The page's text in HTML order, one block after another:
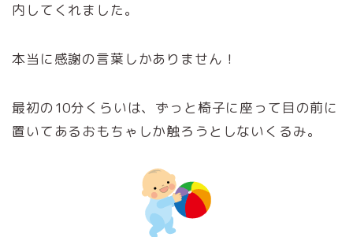
内してくれました。
本当に感謝の言葉しかありません！
最初の10分くらいは、ずっと椅子に座って目の前に
置いてあるおもちゃしか触ろうとしないくるみ。